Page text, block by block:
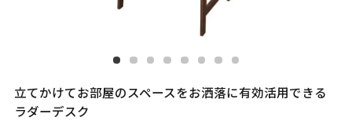
立てかけてお部屋のスペースをお洒落に有効活用できる
ラダーデスク